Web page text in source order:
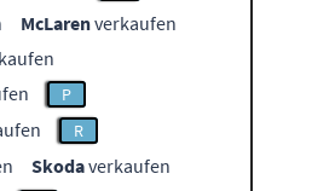
McLarenverkaufen
P
R
Skodaverkaufen